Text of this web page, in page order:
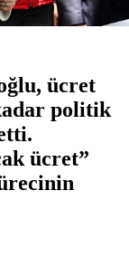
ücret
politik
ücret”